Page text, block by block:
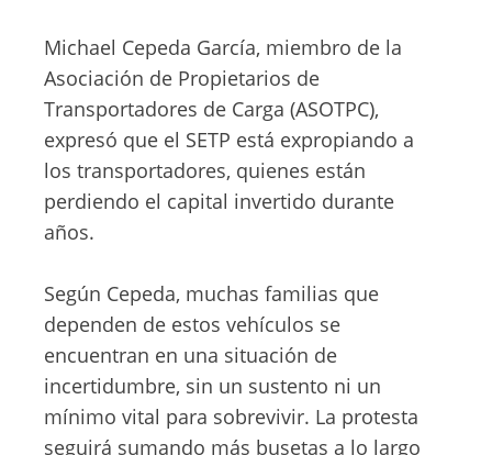
Michael Cepeda García, miembro de la
Asociación de Propietarios de
Transportadores de Carga (ASOTPC),
expresó que el SETP está expropiando a
los transportadores, quienes están
perdiendo el capital invertido durante
años.
Según Cepeda, muchas familias que
dependen de estos vehículos se
encuentran en una situación de
incertidumbre, sin un sustento ni un
mínimo vital para sobrevivir. La protesta
seguirá sumando más busetas a lo largo